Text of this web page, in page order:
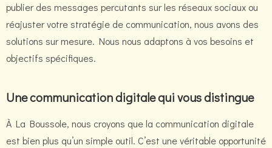
publier des messages percutants sur les réseaux sociaux ou
réajuster votre stratégie de communication, nous avons des
solutions sur mesure. Nous nous adaptons à vos besoins et
objectifs spécifiques.
Une communication digitale qui vous distingue
À La Boussole, nous croyons que la communication digitale
est bien plus qu’un simple outil. C’est une véritable opportunité